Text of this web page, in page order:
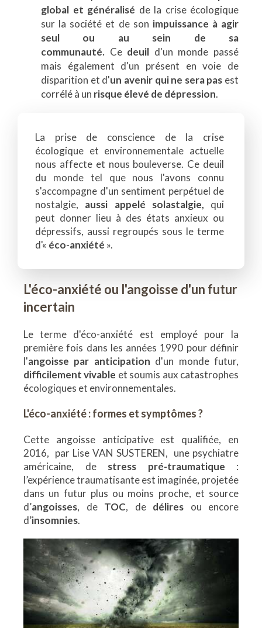
global et généralisé de la crise écologique
sur la société et de son impuissance à agir
seul ou au sein de sa
communauté. Ce deuil d'un monde passé
mais également d'un présent en voie de
disparition et d'un avenir qui ne sera pas est
corrélé à un risque élevé de dépression.
La prise de conscience de la crise
écologique et environnementale actuelle
nous affecte et nous bouleverse. Ce deuil
du monde tel que nous l'avons connu
s'accompagne d'un sentiment perpétuel de
nostalgie, aussi appelé solastalgie, qui
peut donner lieu à des états anxieux ou
dépressifs, aussi regroupés sous le terme
d'« éco-anxiété ».
L'éco-anxiété ou l'angoisse d'un futur
incertain
Le terme d'éco-anxiété est employé pour la
première fois dans les années 1990 pour définir
l'angoisse par anticipation d'un monde futur,
difficilement vivable et soumis aux catastrophes
écologiques et environnementales.
L'éco-anxiété : formes et symptômes ?
Cette angoisse anticipative est qualifiée, en
2016, par Lise VAN SUSTEREN, une psychiatre
américaine, de stress pré-traumatique :
l’expérience traumatisante est imaginée, projetée
dans un futur plus ou moins proche, et source
d’angoisses, de TOC, de délires ou encore
d’insomnies.